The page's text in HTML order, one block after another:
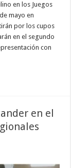
en los Juegos
mayo en
por los cupos
en el segundo
con
en el